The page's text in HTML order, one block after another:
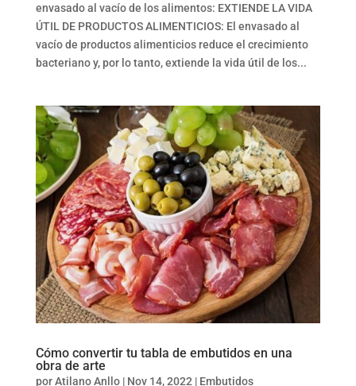
envasado al vacío de los alimentos: EXTIENDE LA VIDA
ÚTIL DE PRODUCTOS ALIMENTICIOS: El envasado al
vacío de productos alimenticios reduce el crecimiento
bacteriano y, por lo tanto, extiende la vida útil de los...
Cómo convertir tu tabla de embutidos en una
obra de arte
porAtilano Anllo| Nov 14, 2022 | Embutidos